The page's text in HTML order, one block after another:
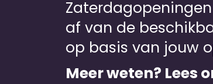
af van de
op basis van jouw
Meer weten? Lees